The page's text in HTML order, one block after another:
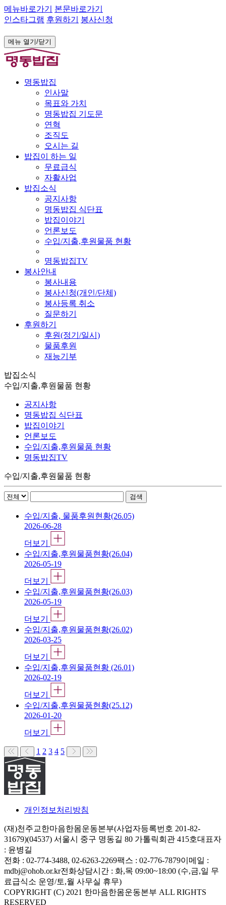
메뉴바로가기
본문바로가기
인스타그램 후원하기 봉사신청
메뉴 열기/닫기
명동밥집
인사말
목표와 가치
명동밥집 기도문
연혁
조직도
오시는 길
밥집이 하는 일
무료급식
자활사업
밥집소식
공지사항
명동밥집 식단표
밥집이야기
언론보도
수입/지출,후원물품 현황
명동밥집TV
봉사안내
봉사내용
봉사신청(개인/단체)
봉사등록 취소
질문하기
후원하기
후원(정기/일시)
물품후원
재능기부
밥집소식
수입/지출,후원물품 현황
공지사항
명동밥집 식단표
밥집이야기
언론보도
수입/지출,후원물품 현황
명동밥집TV
수입/지출,후원물품 현황
수입/지출, 물품후원현황(26.05)
2026-06-28
더보기
수입/지출,후원물품현황(26.04)
2026-05-19
더보기
수입/지출,후원물품현황(26.03)
2026-05-19
더보기
수입/지출,후원물품현황(26.02)
2026-03-25
더보기
수입/지출,후원물품현황 (26.01)
2026-02-19
더보기
수입/지출,후원물품현황(25.12)
2026-01-20
더보기
1 2 3 4 5
개인정보처리방침
(재)천주교한마음한몸운동본부(사업자등록번호 201-82-
31679)(04537) 서울시 중구 명동길 80 가톨릭회관 415호대표자
: 윤병길
전화 : 02-774-3488, 02-6263-2269팩스 : 02-776-7879이메일 :
mdbj@ohob.or.kr전화상담시간 : 화,목 09:00~18:00 (수,금,일 무
료급식소 운영/토,월 사무실 휴무)
COPYRIGHT (C) 2021 한마음한몸운동본부 ALL RIGHTS
RESERVED